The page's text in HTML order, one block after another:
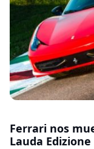
Ferrari nos
Lauda Edizione